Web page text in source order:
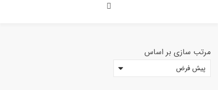
مرتب سازی بر اساس
<span>دسته بندی محصولات<span>